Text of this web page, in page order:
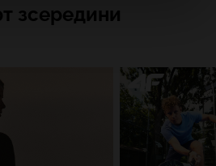
(наприклад, соціальні
можна знайти в нашій
зсередини